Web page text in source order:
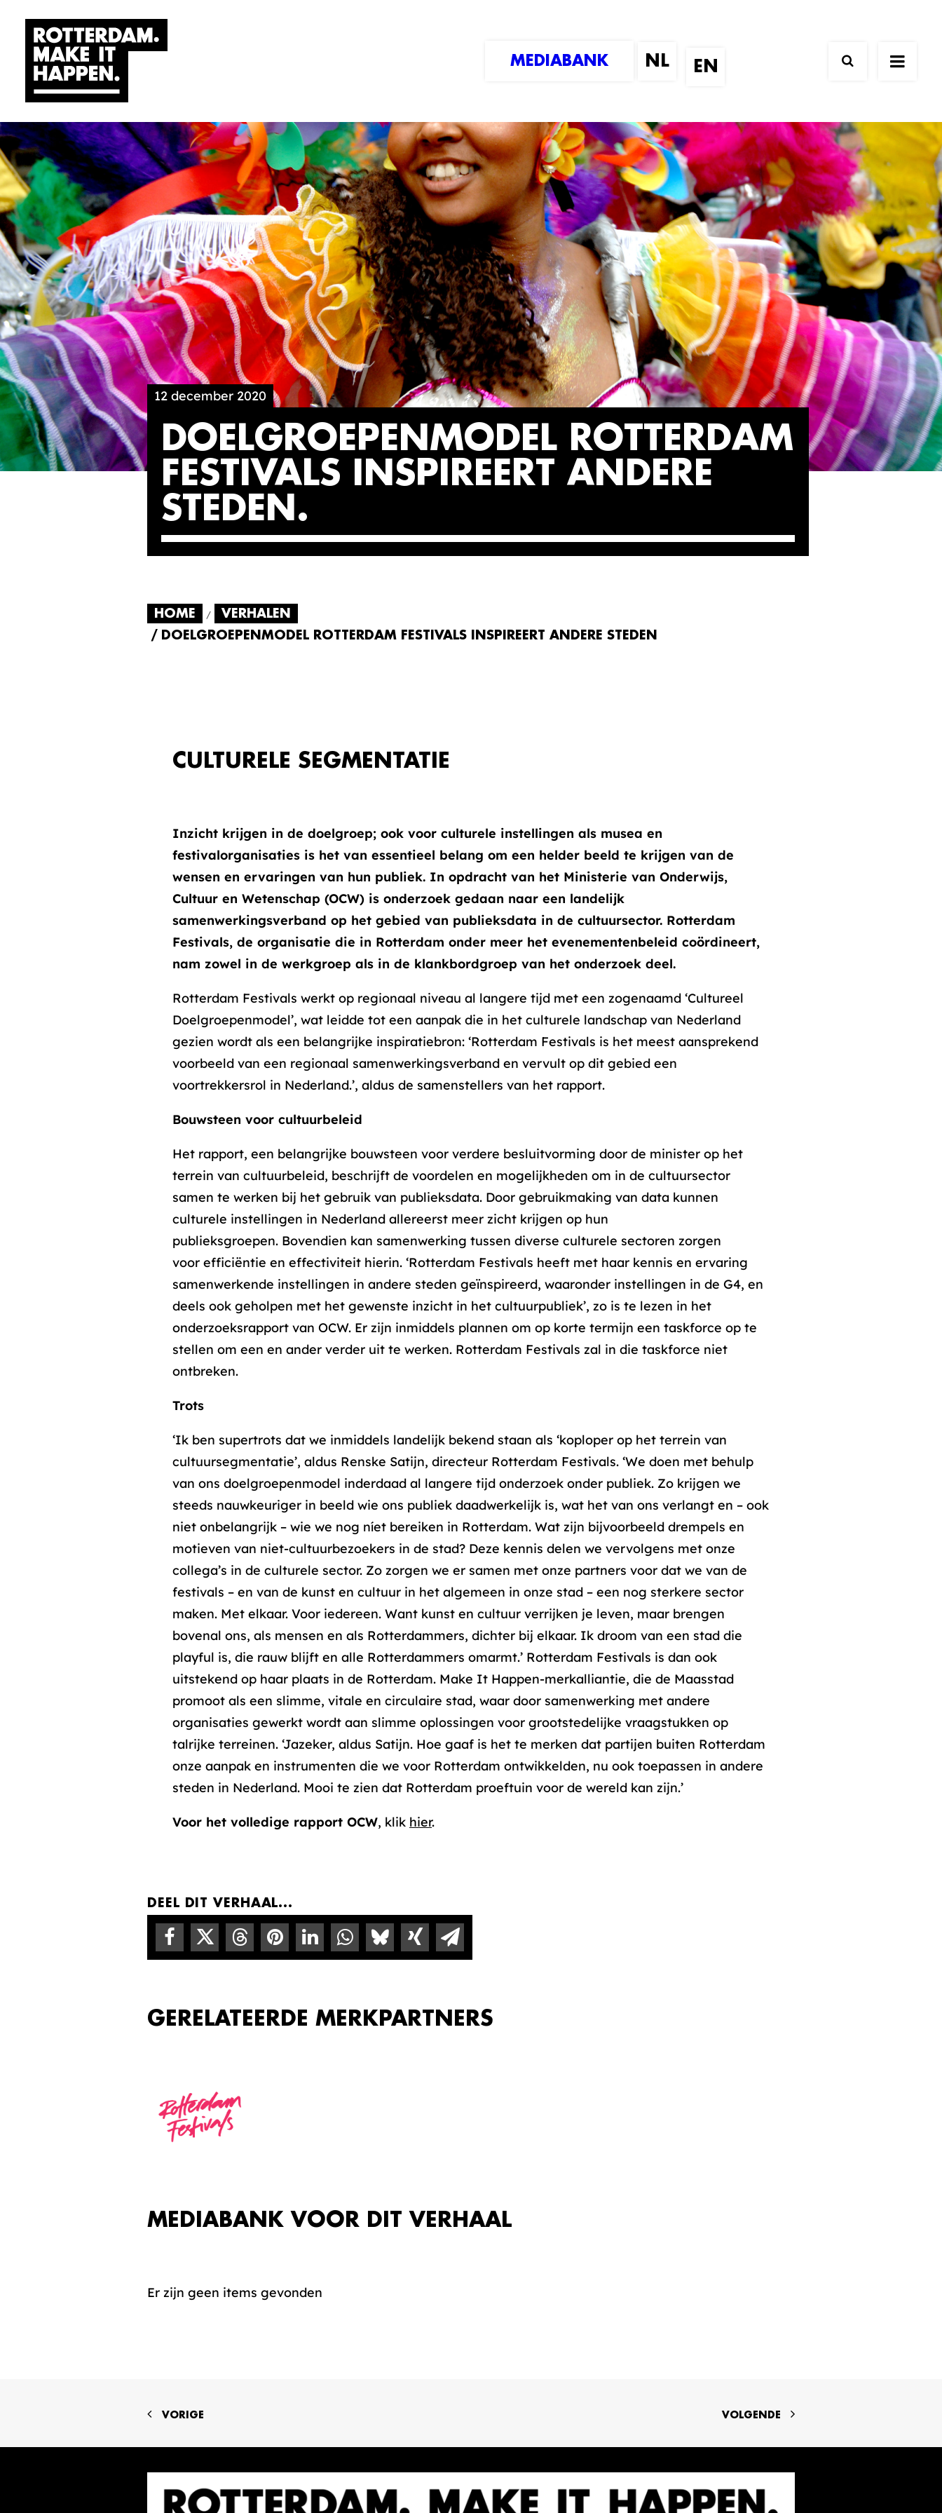
MEDIABANK
12 december 2020
DOELGROEPENMODEL ROTTERDAM
FESTIVALS INSPIREERT ANDERE
STEDEN
HOME
VERHALEN
DOELGROEPENMODEL ROTTERDAM FESTIVALS INSPIREERT ANDERE STEDEN
CULTURELE SEGMENTATIE
Inzicht krijgen in de doelgroep; ook voor culturele instellingen als musea en
festivalorganisaties is het van essentieel belang om een helder beeld te krijgen van de
wensen en ervaringen van hun publiek. In opdracht van het Ministerie van Onderwijs,
Cultuur en Wetenschap (OCW) is onderzoek gedaan naar een landelijk
samenwerkingsverband op het gebied van publieksdata in de cultuursector. Rotterdam
Festivals, de organisatie die in Rotterdam onder meer het evenementenbeleid coördineert,
nam zowel in de werkgroep als in de klankbordgroep van het onderzoek deel.
Rotterdam Festivals werkt op regionaal niveau al langere tijd met een zogenaamd ‘Cultureel
Doelgroepenmodel’, wat leidde tot een aanpak die in het culturele landschap van Nederland
gezien wordt als een belangrijke inspiratiebron: ‘Rotterdam Festivals is het meest aansprekend
voorbeeld van een regionaal samenwerkingsverband en vervult op dit gebied een
voortrekkersrol in Nederland.’, aldus de samenstellers van het rapport.
Bouwsteen voor cultuurbeleid
Het rapport, een belangrijke bouwsteen voor verdere besluitvorming door de minister op het
terrein van cultuurbeleid, beschrijft de voordelen en mogelijkheden om in de cultuursector
samen te werken bij het gebruik van publieksdata. Door gebruikmaking van data kunnen
culturele instellingen in Nederland allereerst meer zicht krijgen op hun
publieksgroepen. Bovendien kan samenwerking tussen diverse culturele sectoren zorgen
voor efficiëntie en effectiviteit hierin. ‘Rotterdam Festivals heeft met haar kennis en ervaring
samenwerkende instellingen in andere steden geïnspireerd, waaronder instellingen in de G4, en
deels ook geholpen met het gewenste inzicht in het cultuurpubliek’, zo is te lezen in het
onderzoeksrapport van OCW. Er zijn inmiddels plannen om op korte termijn een taskforce op te
stellen om een en ander verder uit te werken. Rotterdam Festivals zal in die taskforce niet
ontbreken.
Trots
‘Ik ben supertrots dat we inmiddels landelijk bekend staan als ‘koploper op het terrein van
cultuursegmentatie’, aldus Renske Satijn, directeur Rotterdam Festivals. ‘We doen met behulp
van ons doelgroepenmodel inderdaad al langere tijd onderzoek onder publiek. Zo krijgen we
steeds nauwkeuriger in beeld wie ons publiek daadwerkelijk is, wat het van ons verlangt en – ook
niet onbelangrijk – wie we nog níet bereiken in Rotterdam. Wat zijn bijvoorbeeld drempels en
motieven van niet-cultuurbezoekers in de stad? Deze kennis delen we vervolgens met onze
collega’s in de culturele sector. Zo zorgen we er samen met onze partners voor dat we van de
festivals – en van de kunst en cultuur in het algemeen in onze stad – een nog sterkere sector
maken. Met elkaar. Voor iedereen. Want kunst en cultuur verrijken je leven, maar brengen
bovenal ons, als mensen en als Rotterdammers, dichter bij elkaar. Ik droom van een stad die
playful is, die rauw blijft en alle Rotterdammers omarmt.’ Rotterdam Festivals is dan ook
uitstekend op haar plaats in de Rotterdam. Make It Happen-merkalliantie, die de Maasstad
promoot als een slimme, vitale en circulaire stad, waar door samenwerking met andere
organisaties gewerkt wordt aan slimme oplossingen voor grootstedelijke vraagstukken op
talrijke terreinen. ‘Jazeker, aldus Satijn. Hoe gaaf is het te merken dat partijen buiten Rotterdam
onze aanpak en instrumenten die we voor Rotterdam ontwikkelden, nu ook toepassen in andere
steden in Nederland. Mooi te zien dat Rotterdam proeftuin voor de wereld kan zijn.’
Voor het volledige rapport OCW, klik hier.
DEEL DIT VERHAAL...
GERELATEERDE MERKPARTNERS
MEDIABANK VOOR DIT VERHAAL
Er zijn geen items gevonden
VORIGE VOLGENDE